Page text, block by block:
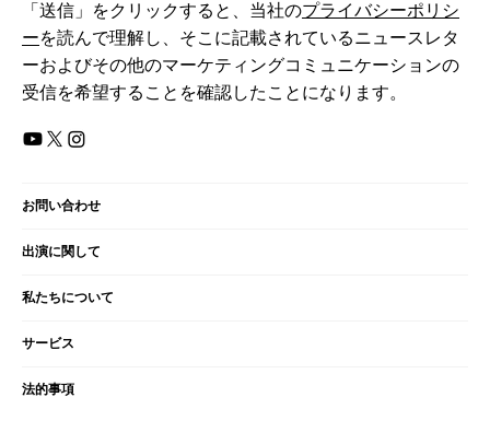
「送信」をクリックすると、当社のプライバシーポリシ
ーを読んで理解し、そこに記載されているニュースレタ
ーおよびその他のマーケティングコミュニケーションの
受信を希望することを確認したことになります。
お問い合わせ
出演に関して
​私たちについて
サービス
法的事項